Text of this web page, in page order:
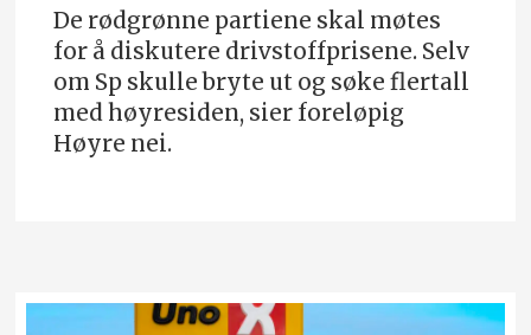
De rødgrønne partiene skal møtes
for å diskutere drivstoff­prisene. Selv
om Sp skulle bryte ut og søke flertall
med høyresiden, sier foreløpig
Høyre nei.